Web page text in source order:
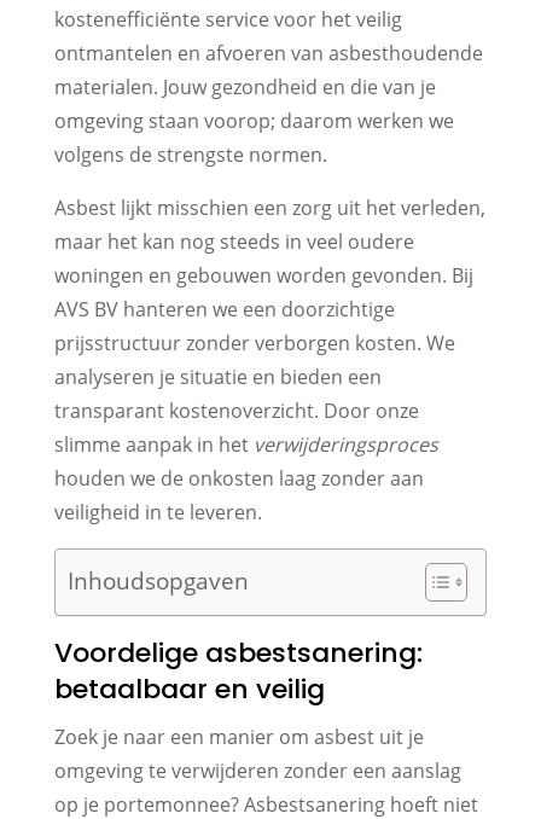
kostenefficiënte service voor het veilig
ontmantelen en afvoeren van asbesthoudende
materialen. Jouw gezondheid en die van je
omgeving staan voorop; daarom werken we
volgens de strengste normen.
Asbest lijkt misschien een zorg uit het verleden,
maar het kan nog steeds in veel oudere
woningen en gebouwen worden gevonden. Bij
AVS BV hanteren we een doorzichtige
prijsstructuur zonder verborgen kosten. We
analyseren je situatie en bieden een
transparant kostenoverzicht. Door onze
slimme aanpak in het verwijderingsproces
houden we de onkosten laag zonder aan
veiligheid in te leveren.
Inhoudsopgaven
Voordelige asbestsanering:
betaalbaar en veilig
Zoek je naar een manier om asbest uit je
omgeving te verwijderen zonder een aanslag
op je portemonnee? Asbestsanering hoeft niet